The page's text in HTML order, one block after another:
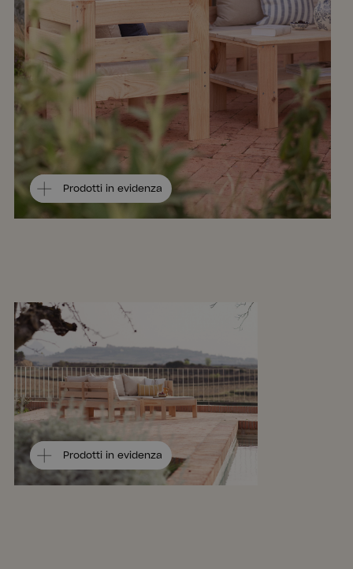
Prodotti in evidenza
Prodotti in evidenza